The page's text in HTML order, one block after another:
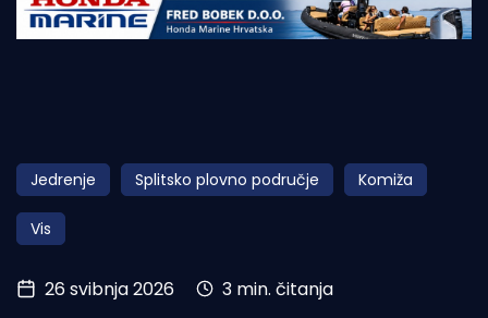
Obala
Otoci
Turizam i nautika
Pomorstvo
Jedrenje Splitsko plovno područje Komiža
Vis
26 svibnja 2026 3 min. čitanja